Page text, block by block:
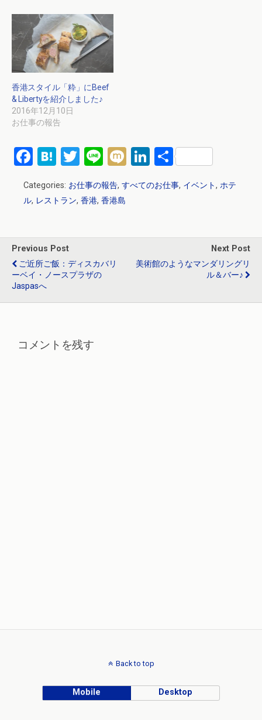
香港スタイル「粋」にBeef
& Libertyを紹介しました♪
2016年12月10日
お仕事の報告
F
ce
o
o
k
H
e
a
T
wi
tt
Li
n
e
M Li
ke
n
共
有
Categories: お仕事の報告, すべてのお仕事, イベント, ホテ
ル, レストラン, 香港, 香港島
Previous Post
ご近所ご飯：ディスカバリ
ーベイ・ノースプラザの
Jaspasへ
Next Post
美術館のようなマンダリングリ
ル＆バー♪
コメントを残す
Back to top
Mobile Desktop